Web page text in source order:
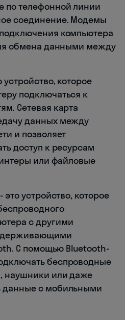
по телефонной линии
соединение. Модемы
компьютера
обмена данными между
устройство, которое
подключаться к
Сетевая карта
данных между
и позволяет
доступ к ресурсам
или файловые
- это устройство, которое
с другими
С помощью Bluetooth-
беспроводные
наушники или даже
данные с мобильными